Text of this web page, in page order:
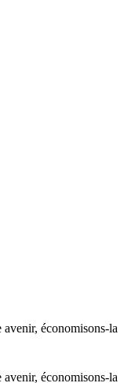
économisons-la
économisons-la